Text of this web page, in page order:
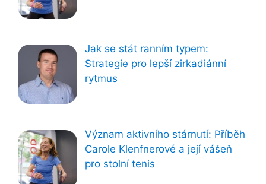
Jak se stát ranním typem:
Strategie pro lepší zirkadiánní
rytmus
Význam aktivního stárnutí: Příběh
Carole Klenfnerové a její vášeň
pro stolní tenis